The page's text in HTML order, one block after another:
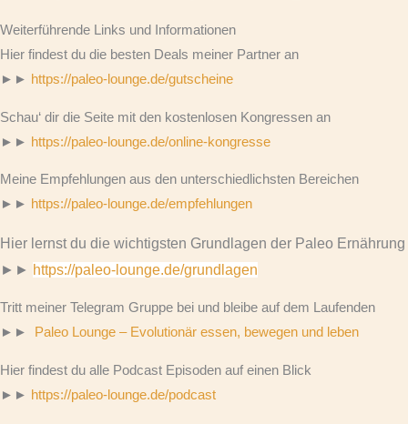
Weiterführende Links und Informationen
Hier findest du die besten Deals meiner Partner an
►► https://paleo-lounge.de/gutscheine
Schau‘ dir die Seite mit den kostenlosen Kongressen an
►► https://paleo-lounge.de/online-kongresse
Meine Empfehlungen aus den unterschiedlichsten Bereichen
►► https://paleo-lounge.de/empfehlungen
Hier lernst du die wichtigsten Grundlagen der Paleo Ernährung
►► https://paleo-lounge.de/grundlagen
Tritt meiner Telegram Gruppe bei und bleibe auf dem Laufenden
►►
Paleo Lounge – Evolutionär essen, bewegen und leben
Hier findest du alle Podcast Episoden auf einen Blick
►► https://paleo-lounge.de/podcast